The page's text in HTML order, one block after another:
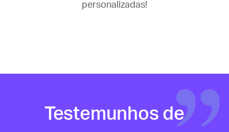
personalizadas!
Testemunhos de